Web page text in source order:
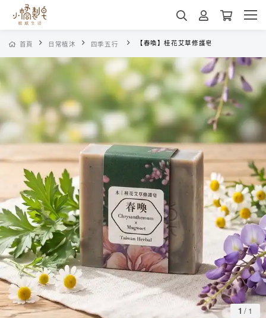
首頁 日常植沐 四季五行 【春喚】桂花艾草修護皂
1 / 1